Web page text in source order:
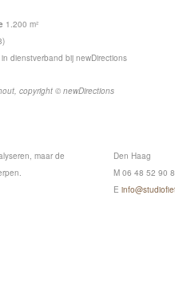
1.200 m²
in dienstverband bij newDirections
copyright © newDirections
maar de
Den Haag
M 06 48 52 90
E